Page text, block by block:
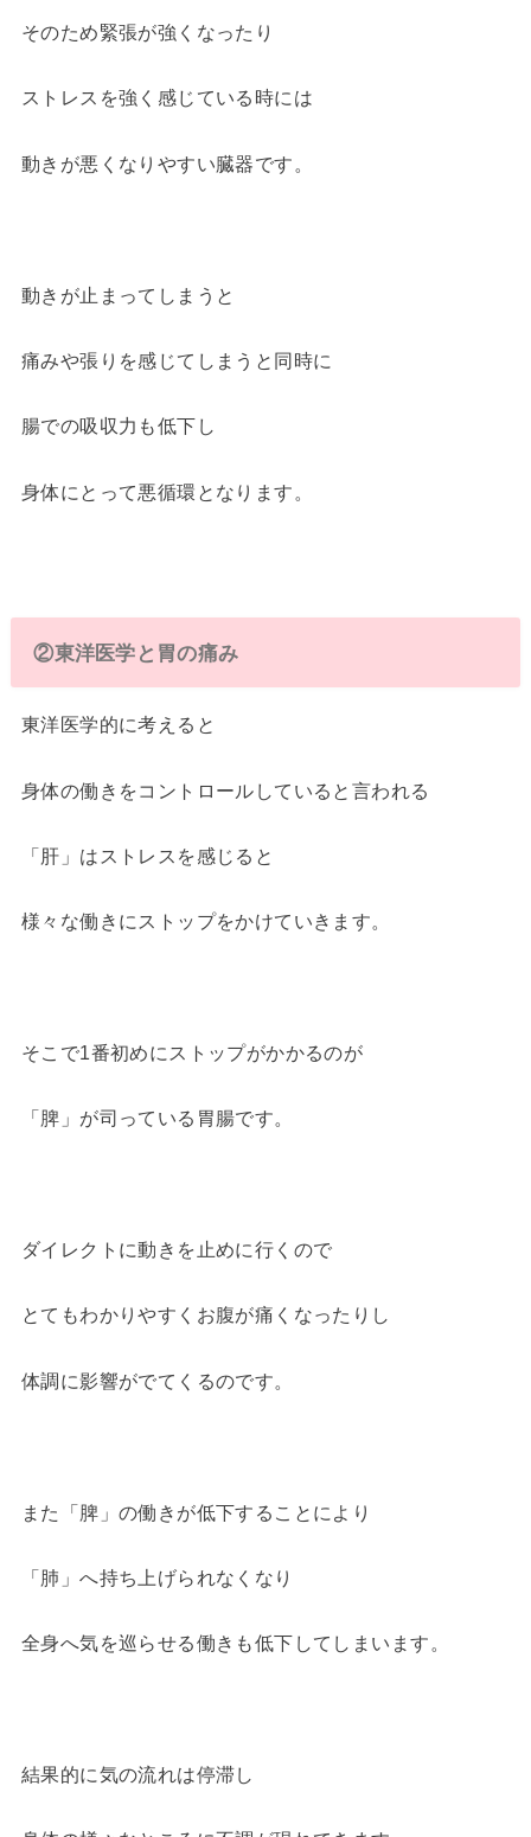
そのため緊張が強くなったり
ストレスを強く感じている時には
動きが悪くなりやすい臓器です。
動きが止まってしまうと
痛みや張りを感じてしまうと同時に
腸での吸収力も低下し
身体にとって悪循環となります。
②東洋医学と胃の痛み
東洋医学的に考えると
身体の働きをコントロールしていると言われる
「肝」はストレスを感じると
様々な働きにストップをかけていきます。
そこで1番初めにストップがかかるのが
「脾」が司っている胃腸です。
ダイレクトに動きを止めに行くので
とてもわかりやすくお腹が痛くなったりし
体調に影響がでてくるのです。
また「脾」の働きが低下することにより
「肺」へ持ち上げられなくなり
全身へ気を巡らせる働きも低下してしまいます。
結果的に気の流れは停滞し